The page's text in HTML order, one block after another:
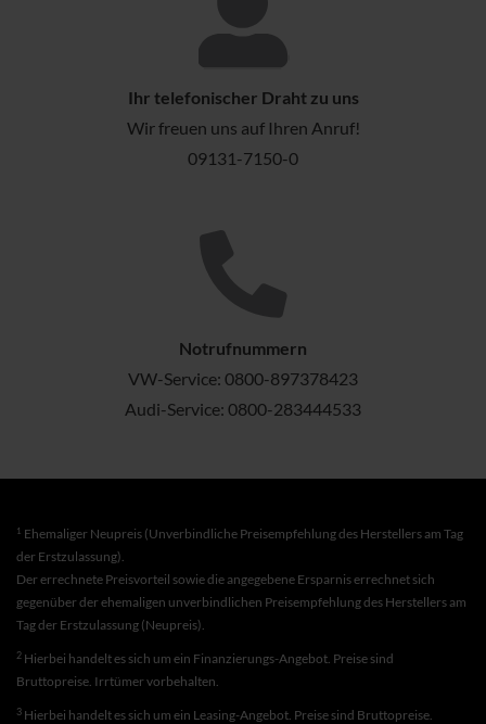
Ihr telefonischer Draht zu uns
Wir freuen uns auf Ihren Anruf!
09131-7150-0
Notrufnummern
VW-Service: 0800-897378423
Audi-Service: 0800-283444533
1 Ehemaliger Neupreis (Unverbindliche Preisempfehlung des Herstellers am Tag
der Erstzulassung).
Der errechnete Preisvorteil sowie die angegebene Ersparnis errechnet sich
gegenüber der ehemaligen unverbindlichen Preisempfehlung des Herstellers am
Tag der Erstzulassung (Neupreis).
2 Hierbei handelt es sich um ein Finanzierungs-Angebot. Preise sind
Bruttopreise. Irrtümer vorbehalten.
3 Hierbei handelt es sich um ein Leasing-Angebot. Preise sind Bruttopreise.